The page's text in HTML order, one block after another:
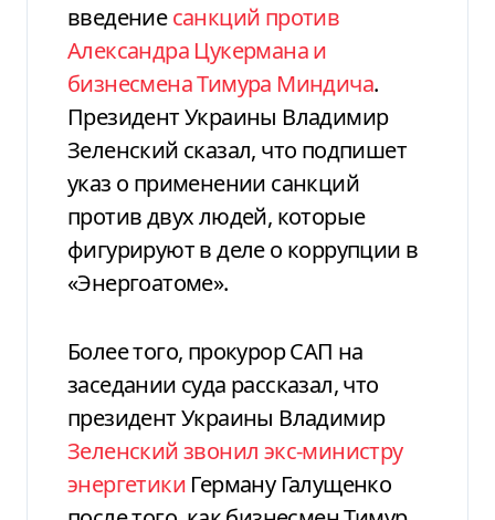
введениесанкций против
Александра Цукермана и
бизнесмена Тимура Миндича.
Президент Украины Владимир
Зеленский сказал, что подпишет
указ о применении санкций
против двух людей, которые
фигурируют в деле о коррупции в
«Энергоатоме».
Более того, прокурор САП на
заседании суда рассказал, что
президент Украины Владимир
Зеленский звонил экс-министру
энергетики Герману Галущенко